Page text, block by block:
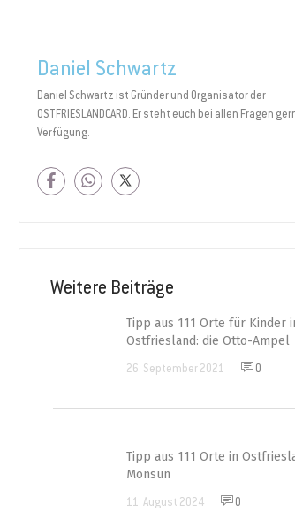
Daniel Schwartz
Daniel Schwartz ist Gründer und Organisator der
OSTFRIESLANDCARD. Er steht euch bei allen Fragen
Verfügung.
Weitere Beiträge
Tipp aus 111 Orte für Kinder
Ostfriesland: die Otto-Ampel
26. September 2021 0
Tipp aus 111 Orte in
Monsun
11. August 2024 0